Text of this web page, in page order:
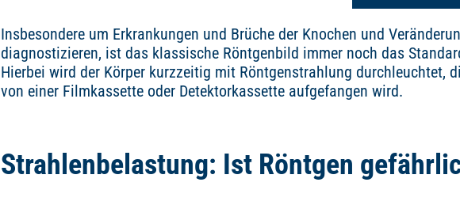
Insbesondere um Erkrankungen und Brüche der Knochen und
diagnostizieren, ist das klassische Röntgenbild immer noch das
Hierbei wird der Körper kurzzeitig mit Röntgenstrahlung durchleuchtet,
von einer Filmkassette oder Detektorkassette aufgefangen wird.
Strahlenbelastung: Ist Röntgen